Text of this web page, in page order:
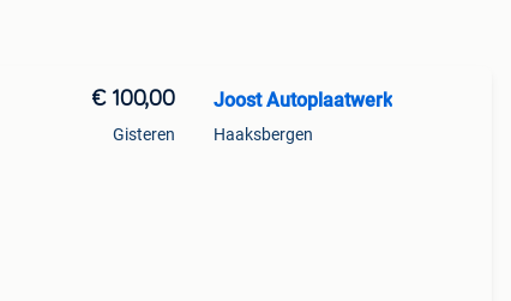
€ 100,00
Gisteren
Joost Autoplaatwerk
Haaksbergen